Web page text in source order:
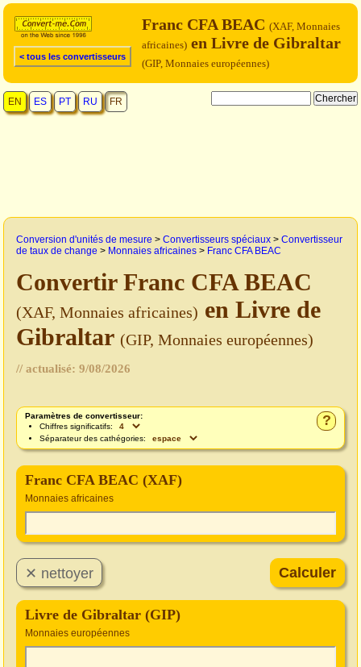
< tous les convertisseurs
Franc CFA BEAC (XAF, Monnaies
africaines) en Livre de Gibraltar
(GIP, Monnaies européennes)
EN ES PT RU FR
Conversion d'unités de mesure > Convertisseurs spéciaux > Convertisseur
de taux de change > Monnaies africaines > Franc CFA BEAC
Convertir Franc CFA BEAC
(XAF, Monnaies africaines) en Livre de
Gibraltar (GIP, Monnaies européennes)
// actualisé: 9/08/2026
?
Paramètres de convertisseur:
Chiffres significatifs:
Séparateur des cathégories:
Franc CFA BEAC (XAF)
Monnaies africaines
Livre de Gibraltar (GIP)
Monnaies européennes